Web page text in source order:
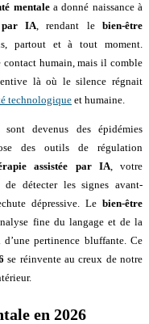
mentalea donné naissance à
par IA, rendant lebien-être
partout et à tout moment.
contact humain, mais il comble
là où le silence régnait
technologique et humaine.
devenus des épidémies
des outils de régulation
assistée par IA, votre
de détecter les signes avant-
dépressive. Le bien-être
fine du langage et de la
d’une pertinence bluffante. Ce
se réinvente au creux de notre
en 2026